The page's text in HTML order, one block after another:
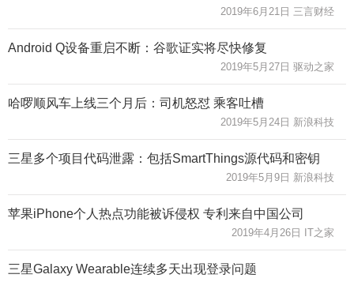
2019年6月21日 三言财经
Android Q设备重启不断：谷歌证实将尽快修复
2019年5月27日 驱动之家
哈啰顺风车上线三个月后：司机怒怼 乘客吐槽
2019年5月24日 新浪科技
三星多个项目代码泄露：包括SmartThings源代码和密钥
2019年5月9日 新浪科技
苹果iPhone个人热点功能被诉侵权 专利来自中国公司
2019年4月26日 IT之家
三星Galaxy Wearable连续多天出现登录问题